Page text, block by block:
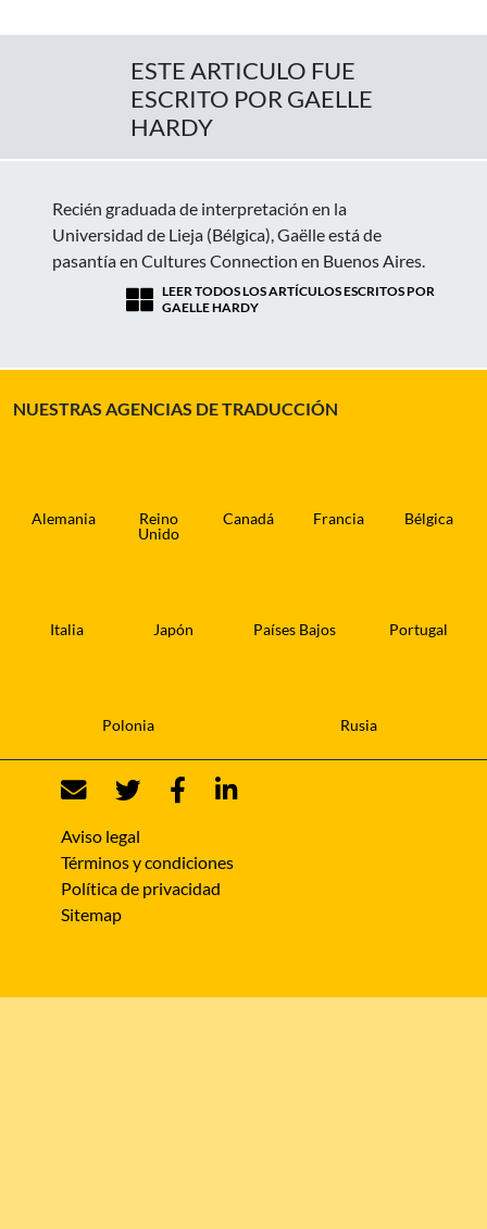
ESTE ARTICULO FUE
ESCRITO POR GAELLE
HARDY
Recién graduada de interpretación en la
Universidad de Lieja (Bélgica), Gaëlle está de
pasantía en Cultures Connection en Buenos Aires.
LEER TODOS LOS ARTÍCULOS ESCRITOS POR
GAELLE HARDY
NUESTRAS AGENCIAS DE TRADUCCIÓN
Alemania
Reino
Unido
Canadá Francia Bélgica
Italia Japón Países Bajos Portugal
Polonia Rusia
Aviso legal
Términos y condiciones
Política de privacidad
Sitemap